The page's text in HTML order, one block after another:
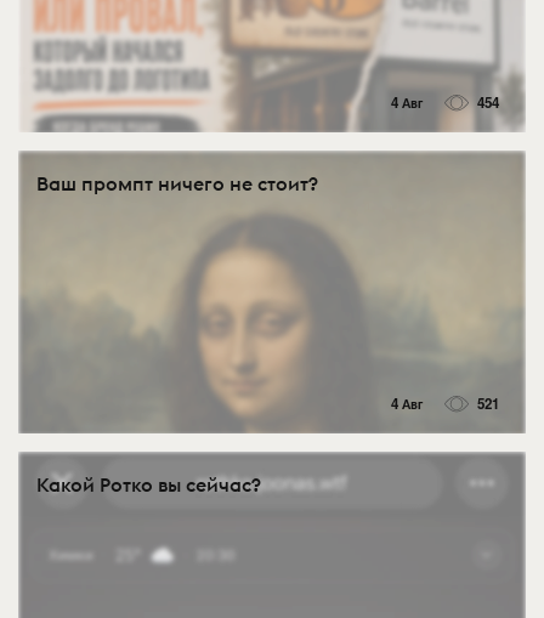
4 Авг 454
Ваш промпт ничего не стоит?
4 Авг 521
Какой Ротко вы сейчас?